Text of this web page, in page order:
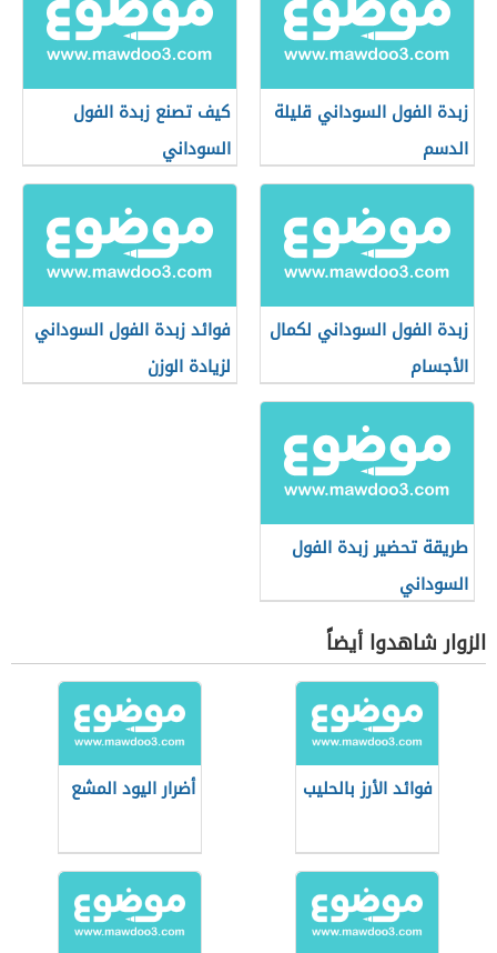
زبدة الفول السوداني قليلة
الدسم
كيف تصنع زبدة الفول
السوداني
زبدة الفول السوداني لكمال
الأجسام
فوائد زبدة الفول السوداني
لزيادة الوزن
طريقة تحضير زبدة الفول
السوداني
الزوار شاهدوا أيضاً
فوائد الأرز بالحليب أضرار اليود المشع